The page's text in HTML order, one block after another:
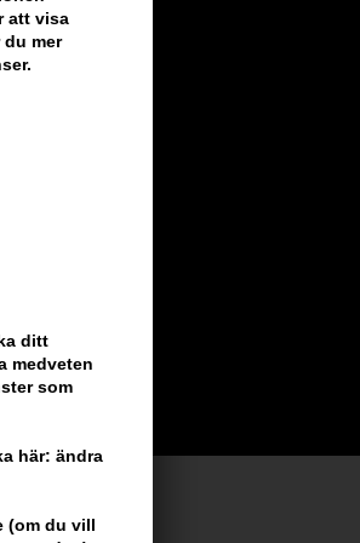
att visa
mer
ditt
medveten
som
här: ändra
(om du vill